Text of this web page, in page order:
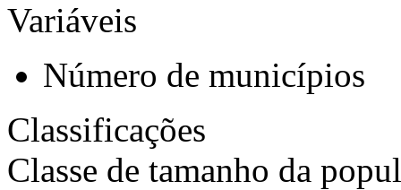
Variáveis
Número de municípios
Classificações
Classe de tamanho da